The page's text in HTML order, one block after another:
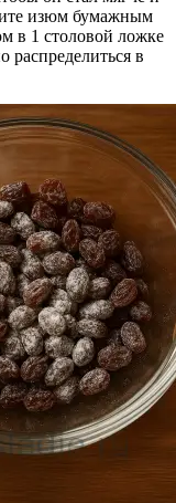
изюм бумажным
в 1 столовой ложке
распределиться в